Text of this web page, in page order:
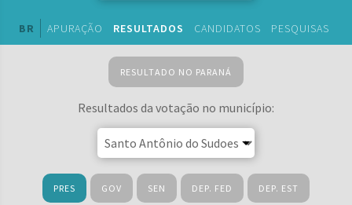
BR APURAÇÃO RESULTADOS CANDIDATOS PESQUISAS
RESULTADO NO PARANÁ
Resultados da votação no município:
PRES GOV SEN DEP. FED DEP. EST